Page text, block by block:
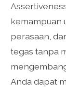
kemampuan
perasaan,
tegas tanpa
Anda dapat